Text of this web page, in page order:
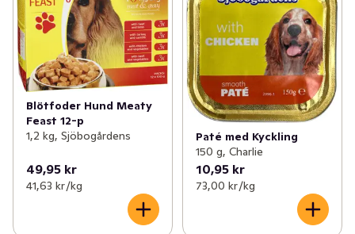
Blötfoder Hund Meaty
Feast 12-p
1,2 kg, Sjöbogårdens
49,95 kr
41,63 kr /kg
Paté med Kyckling
150 g, Charlie
10,95 kr
73,00 kr /kg